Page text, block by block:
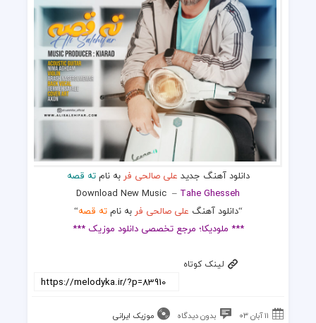
دانلود آهنگ جدید علی صالحی فر به نامته قصه
Download New Music – Tahe Ghesseh
“دانلود آهنگ علی صالحی فر به نامته قصه“
*** ملودیکا؛ مرجع تخصصی دانلود موزیک ***
لینک کوتاه
۱۱ آبان ۰۳ بدون دیدگاه موزیک ایرانی